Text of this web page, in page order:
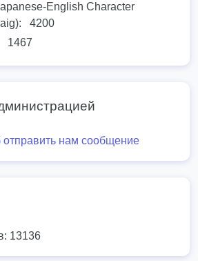
English Character
4200
1467
отправить нам сообщение
13136